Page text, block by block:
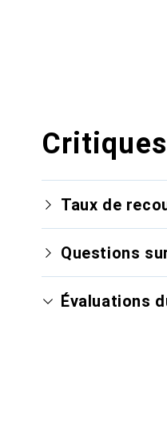
Taux de
Questions
Évaluations